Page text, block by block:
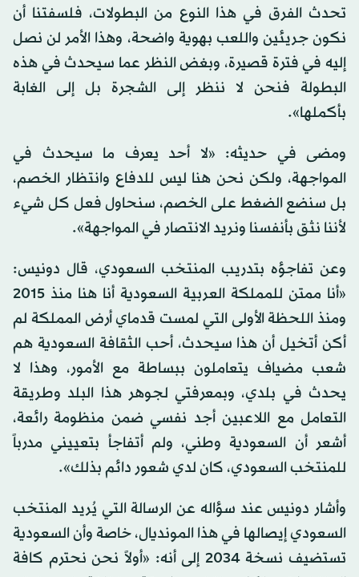
تحدث الفرق في هذا النوع من البطولات، فلسفتنا أن
نكون جريئين واللعب بهوية واضحة، وهذا الأمر لن نصل
إليه في فترة قصيرة، وبغض النظر عما سيحدث في هذه
البطولة فنحن لا ننظر إلى الشجرة بل إلى الغابة
بأكملها».
ومضى في حديثه: «لا أحد يعرف ما سيحدث في
المواجهة، ولكن نحن هنا ليس للدفاع وانتظار الخصم،
بل سنضع الضغط على الخصم، سنحاول فعل كل شيء
لأننا نثق بأنفسنا ونريد الانتصار في المواجهة».
وعن تفاجؤه بتدريب المنتخب السعودي، قال دونيس:
«أنا ممتن للمملكة العربية السعودية أنا هنا منذ 2015
ومنذ اللحظة الأولى التي لمست قدماي أرض المملكة لم
أكن أتخيل أن هذا سيحدث، أحب الثقافة السعودية هم
شعب مضياف يتعاملون ببساطة مع الأمور، وهذا لا
يحدث في بلدي، وبمعرفتي لجوهر هذا البلد وطريقة
التعامل مع اللاعبين أجد نفسي ضمن منظومة رائعة،
أشعر أن السعودية وطني، ولم أتفاجأ بتعييني مدرباً
للمنتخب السعودي، كان لدي شعور دائم بذلك».
وأشار دونيس عند سؤاله عن الرسالة التي يُريد المنتخب
السعودي إيصالها في هذا المونديال، خاصة وأن السعودية
تستضيف نسخة 2034 إلى أنه: «أولاً نحن نحترم كافة